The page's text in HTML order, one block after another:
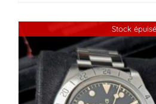
Stock épuisé